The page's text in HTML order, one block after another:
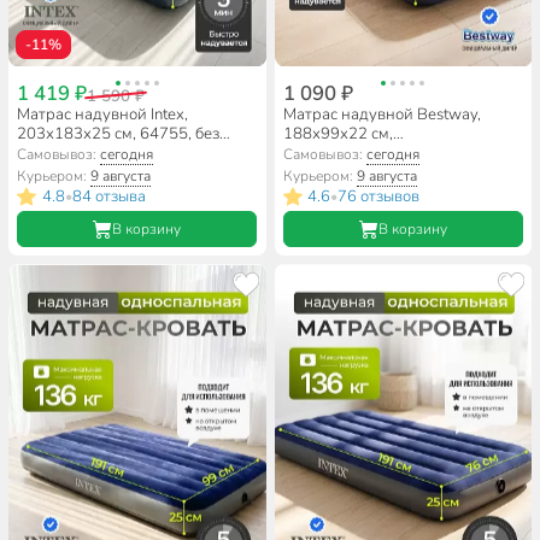
-11%
1 419 ₽1 590 ₽
Матрас надувной Intex,
203х183х25 см, 64755, без
насоса, флокированный, 272 кг
Самовывоз:сегодня
Курьером:9 августа
4.8•84 отзыва
В корзину
1 090 ₽
Матрас надувной Bestway,
188х99х22 см,
67001/010164BW, без насоса,
флокированный,
ортопедический, 150 кг
Самовывоз: сегодня
Курьером: 9 августа
4.6•76 отзывов
В корзину